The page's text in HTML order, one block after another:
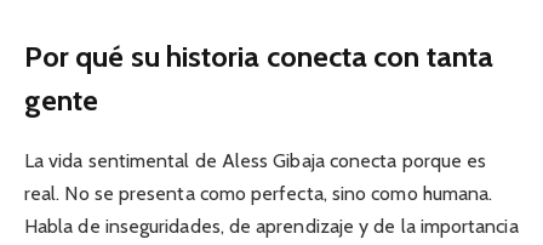
Por qué su historia conecta con tanta
gente
La vida sentimental de Aless Gibaja conecta porque es
real. No se presenta como perfecta, sino como humana.
Habla de inseguridades, de aprendizaje y de la importancia